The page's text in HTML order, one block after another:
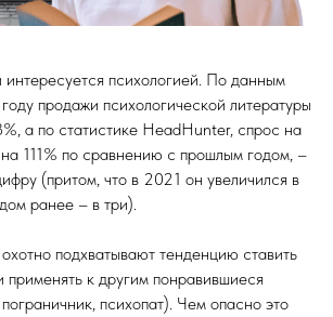
психологией. По данным
продажи психологической литературы
а по статистике HeadHunter, спрос на
111% по сравнению с прошлым годом, –
(притом, что в 2021 он увеличился в
ранее – в три).
подхватывают тенденцию ставить
применять к другим понравившиеся
психопат). Чем опасно это